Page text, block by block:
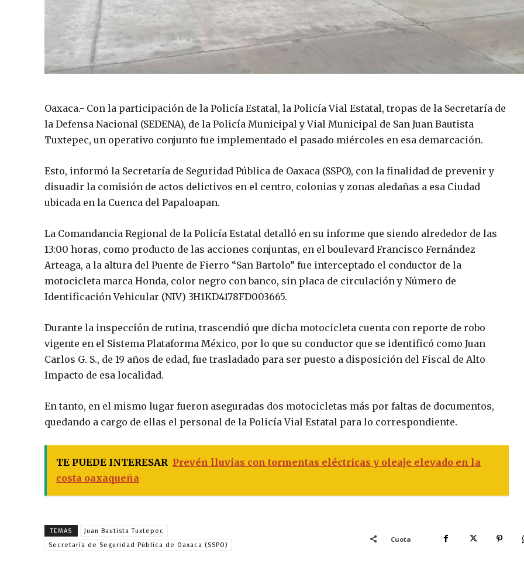
Oaxaca.- Con la participación de la Policía Estatal, la Policía Vial Estatal, tropas de la Secretaría de
la Defensa Nacional (SEDENA), de la Policía Municipal y Vial Municipal de San Juan Bautista
Tuxtepec, un operativo conjunto fue implementado el pasado miércoles en esa demarcación.
Esto, informó la Secretaría de Seguridad Pública de Oaxaca (SSPO), con la finalidad de prevenir y
disuadir la comisión de actos delictivos en el centro, colonias y zonas aledañas a esa Ciudad
ubicada en la Cuenca del Papaloapan.
La Comandancia Regional de la Policía Estatal detalló en su informe que siendo alrededor de las
13:00 horas, como producto de las acciones conjuntas, en el boulevard Francisco Fernández
Arteaga, a la altura del Puente de Fierro “San Bartolo” fue interceptado el conductor de la
motocicleta marca Honda, color negro con banco, sin placa de circulación y Número de
Identificación Vehicular (NIV) 3H1KD4178FD003665.
Durante la inspección de rutina, trascendió que dicha motocicleta cuenta con reporte de robo
vigente en el Sistema Plataforma México, por lo que su conductor que se identificó como Juan
Carlos G. S., de 19 años de edad, fue trasladado para ser puesto a disposición del Fiscal de Alto
Impacto de esa localidad.
En tanto, en el mismo lugar fueron aseguradas dos motocicletas más por faltas de documentos,
quedando a cargo de ellas el personal de la Policía Vial Estatal para lo correspondiente.
TE PUEDE INTERESAR Prevén lluvias con tormentas eléctricas y oleaje elevado en la
costa oaxaqueña
TEMAS
Juan Bautista Tuxtepec
Secretaría de Seguridad Pública de Oaxaca (SSPO)
Cuota